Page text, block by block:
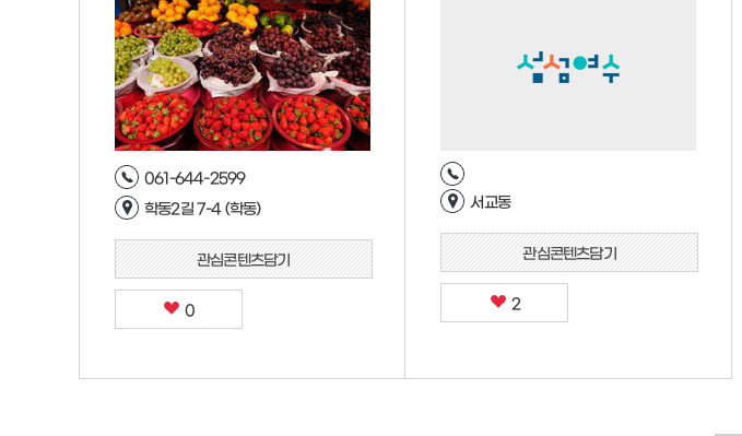
061-644-2599
학동2길 7-4 (학동)
관심콘텐츠담기
0
서교동
관심콘텐츠담기
2